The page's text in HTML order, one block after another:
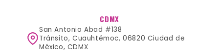
CDMX
San Antonio Abad #138
Tránsito, Cuauhtémoc, 06820 Ciudad de
México, CDMX